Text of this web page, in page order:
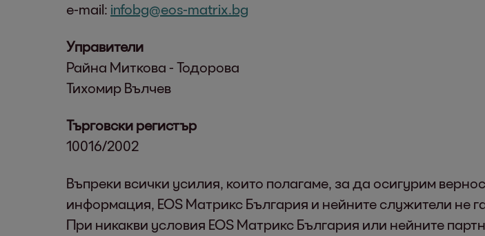
e-mail: infobg@eos-matrix.bg
Управители
Райна Миткова - Тодорова
Тихомир Вълчев
Търговски регистър
10016/2002
Въпреки всички усилия, които полагаме, за да осигурим
информация, ЕОS Матрикс България и нейните служители не
При никакви условия ЕОS Матрикс България или нейните